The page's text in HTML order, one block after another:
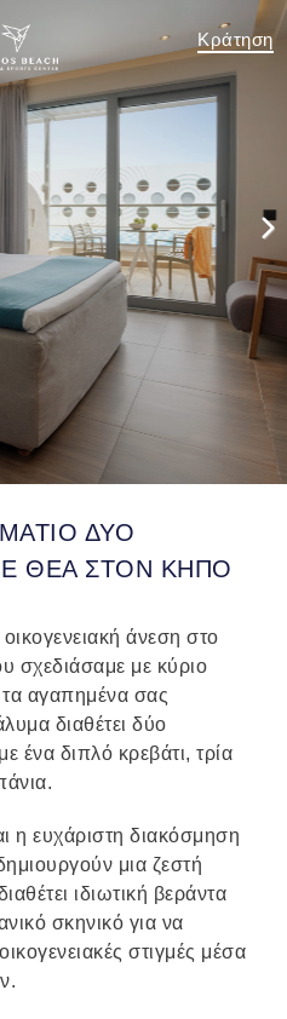
Κράτηση
ΔΥΟ
ΘΕΑ ΣΤΟΝ ΚΗΠΟ
άνεση στο
σχεδιάσαμε με κύριο
αγαπημένα σας
διαθέτει δύο
ένα διπλό κρεβάτι, τρία
η ευχάριστη διακόσμηση
μια ζεστή
ιδιωτική βεράντα
σκηνικό για να
στιγμές μέσα